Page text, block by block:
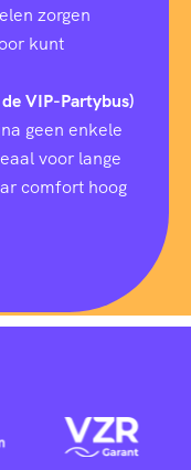
zorgen
kunt
VIP-Partybus)
geen enkele
voor lange
comfort hoog